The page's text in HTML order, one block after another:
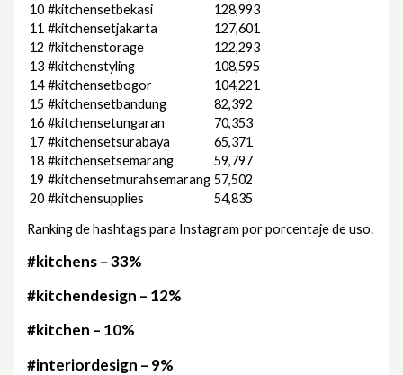
10 #kitchensetbekasi
128,993
11 #kitchensetjakarta
127,601
12 #kitchenstorage
122,293
13 #kitchenstyling
108,595
14 #kitchensetbogor
104,221
15 #kitchensetbandung
82,392
16 #kitchensetungaran
70,353
17 #kitchensetsurabaya
65,371
18 #kitchensetsemarang
59,797
19 #kitchensetmurahsemarang 57,502
20 #kitchensupplies 54,835
Ranking de hashtags para Instagram por porcentaje de uso.
#kitchens – 33%
#kitchendesign – 12%
#kitchen – 10%
#interiordesign – 9%